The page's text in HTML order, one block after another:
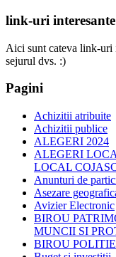
link-uri interesante
Aici sunt cateva link-uri
sejurul dvs. :)
Pagini
Achizitii atribuite
Achizitii publice
ALEGERI 2024
ALEGERI
LOCAL
Anunturi de
Asezare
Avizier Electronic
BIROU
MUNCII SI
BIROU